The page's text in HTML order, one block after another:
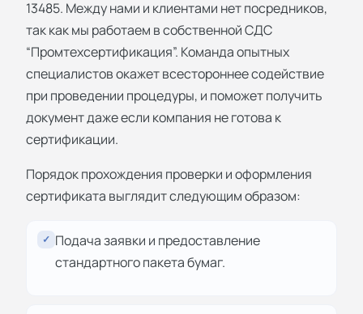
13485. Между нами и клиентами нет посредников,
так как мы работаем в собственной СДС
“Промтехсертификация”. Команда опытных
специалистов окажет всестороннее содействие
при проведении процедуры, и поможет получить
документ даже если компания не готова к
сертификации.
Порядок прохождения проверки и оформления
сертификата выглядит следующим образом:
✓ Подача заявки и предоставление
стандартного пакета бумаг.